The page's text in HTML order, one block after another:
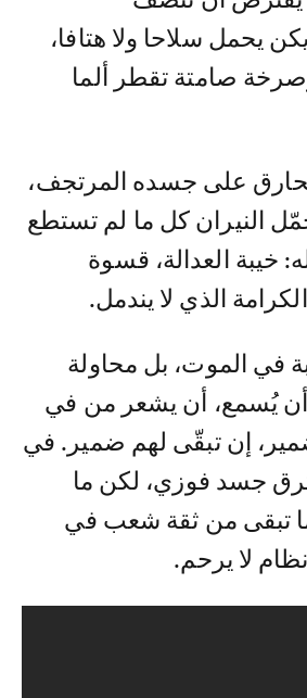
يحمل سلاحا ولا هتافا،
صامتة تقطر ألما
على جسده المرتجف،
النيران كل ما لم تستطع
خيبة العدالة، قسوة
الذي لا يندمل.
في الموت، بل محاولة
أن يُسمع، أن يشعر من في
إن تبقّى لهم ضمير. في
جسد فوزي، لكن ما
تبقى من ثقة شعب في
لا يرحم.